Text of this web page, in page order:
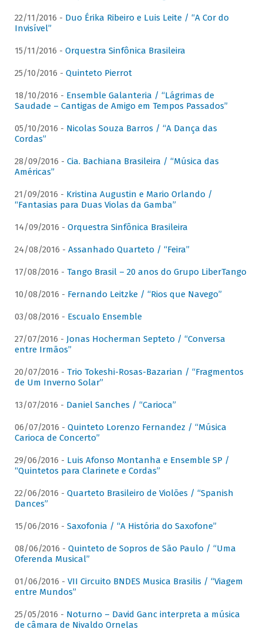
22/11/2016 - Duo Érika Ribeiro e Luis Leite / “A Cor do
Invisível”
15/11/2016 - Orquestra Sinfônica Brasileira
25/10/2016 - Quinteto Pierrot
18/10/2016 - Ensemble Galanteria / “Lágrimas de
Saudade – Cantigas de Amigo em Tempos Passados”
05/10/2016 - Nicolas Souza Barros / “A Dança das
Cordas”
28/09/2016 - Cia. Bachiana Brasileira / “Música das
Américas”
21/09/2016 - Kristina Augustin e Mario Orlando /
“Fantasias para Duas Violas da Gamba”
14/09/2016 - Orquestra Sinfônica Brasileira
24/08/2016 - Assanhado Quarteto / “Feira”
17/08/2016 - Tango Brasil – 20 anos do Grupo LiberTango
10/08/2016 - Fernando Leitzke / “Rios que Navego”
03/08/2016 - Escualo Ensemble
27/07/2016 - Jonas Hocherman Septeto / “Conversa
entre Irmãos”
20/07/2016 - Trio Tokeshi-Rosas-Bazarian / “Fragmentos
de Um Inverno Solar”
13/07/2016 - Daniel Sanches / “Carioca”
06/07/2016 - Quinteto Lorenzo Fernandez / “Música
Carioca de Concerto”
29/06/2016 - Luis Afonso Montanha e Ensemble SP /
“Quintetos para Clarinete e Cordas”
22/06/2016 - Quarteto Brasileiro de Violões / “Spanish
Dances”
15/06/2016 - Saxofonia / “A História do Saxofone”
08/06/2016 - Quinteto de Sopros de São Paulo / “Uma
Oferenda Musical”
01/06/2016 - VII Circuito BNDES Musica Brasilis / “Viagem
entre Mundos”
25/05/2016 - Noturno – David Ganc interpreta a música
de câmara de Nivaldo Ornelas